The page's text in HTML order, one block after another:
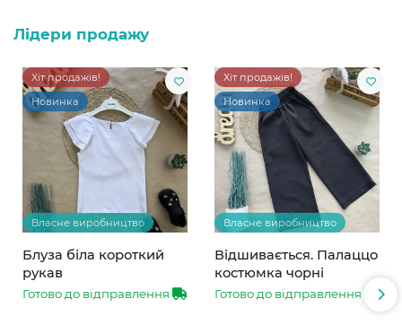
Лідери продажу
Хіт продажів!
Новинка
Власне виробництво
Блуза біла короткий
рукав
Готово до відправлення
Хіт продажів!
Новинка
Власне виробництво
Відшивається. Палаццо
костюмка чорні
Готово до відправлення